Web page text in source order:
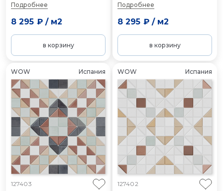
Подробнее
8 295 ₽/ м2
в корзину
Подробнее
8 295 ₽/ м2
в корзину
WOW Испания
127403
WOW Испания
127402